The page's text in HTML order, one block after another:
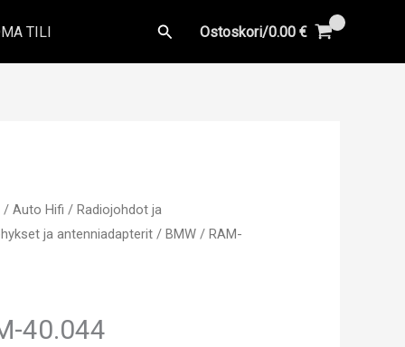
TILI Hae Ostoskori/0.00 €
/Auto Hifi / Radiojohdot ja
ja antenniadapterit / BMW / RAM-
40.044